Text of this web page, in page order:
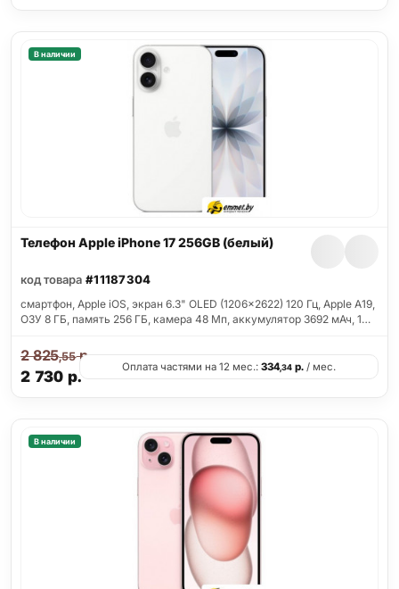
В наличии
Телефон Apple iPhone 17 256GB (белый)
код товара #11187304
смартфон, Apple iOS, экран 6.3" OLED (1206x2622) 120 Гц, Apple A19,
ОЗУ 8 ГБ, память 256 ГБ, камера 48 Мп, аккумулятор 3692 мАч, 1…
2 730 р.
2 825,55р.
Оплата частями на 12 мес.: 334,34 р. / мес.
В наличии